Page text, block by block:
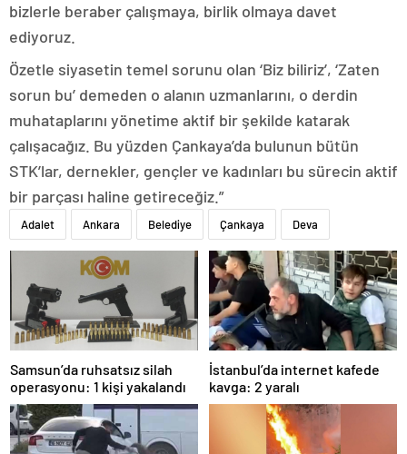
bizlerle beraber çalışmaya, birlik olmaya davet
ediyoruz.
Özetle siyasetin temel sorunu olan ‘Biz biliriz’, ‘Zaten
sorun bu’ demeden o alanın uzmanlarını, o derdin
muhataplarını yönetime aktif bir şekilde katarak
çalışacağız. Bu yüzden Çankaya’da bulunun bütün
STK’lar, dernekler, gençler ve kadınları bu sürecin aktif
bir parçası haline getireceğiz.”
Adalet Ankara Belediye Çankaya Deva
Samsun’da ruhsatsız silah
operasyonu: 1 kişi yakalandı
İstanbul’da internet kafede
kavga: 2 yaralı